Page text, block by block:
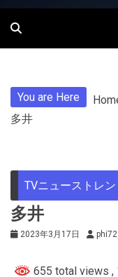
You are Here
多井
TVニューストレン
多井
2023年3月17日
655 total views ,